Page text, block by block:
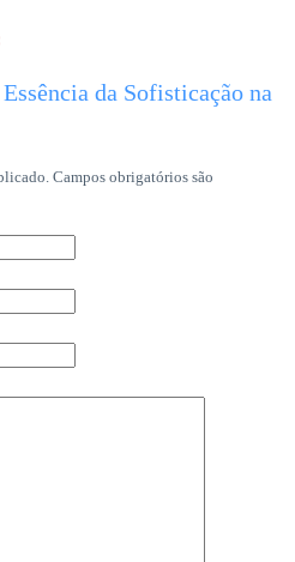
da Sofisticação na
Campos obrigatórios são